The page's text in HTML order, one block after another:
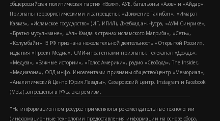
общероссийская политическая партия «Воля», АУЕ, батальоны «Азов» и «Айдар».
Признаны террористическими и запрещены: «Движение Талибан», «Имарат
Кавказ», «Исламское государство» (ИГ, ИГИЛ), Джебхад-ан-Нусра, «АУМ Синрике»,
«Братья-мусульмане», «Аль-Каида в странах исламского Магриба», «Сеть»,
«Колумбайн». В РФ признана нежелательной деятельность «Открытой России»,
издания «Проект Медиа». СМИ-иноагентами признаны: телеканал «Дождь»,
«Медуза», «Важные истории», «Голос Америки», радио «Свобода», The Insider,
«Медиазона», ОВД-инфо. Иноагентами признаны общество/центр «Мемориал»,
«Аналитический Центр Юрия Левады», Сахаровский центр. Instagram и Facebook
(Metа) запрещены в РФ за экстремизм.
"На информационном ресурсе применяются рекомендательные технологии
(информационные технологии предоставления информации на основе сбора,